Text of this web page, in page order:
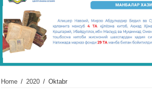
Home / 2020 / Oktabr